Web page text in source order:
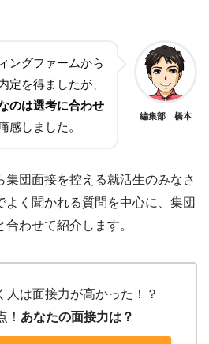
ングファームから
定を得ましたが、
のは選考に合わせ
感しました。
編集部 橋本
集団面接を控える就活生のみなさ
よく聞かれる質問を中心に、集団
わせて紹介します。
人は面接力が高かった！？
！ あなたの面接力は？